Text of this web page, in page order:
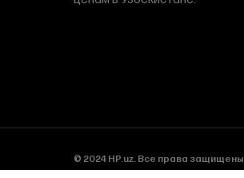
© 2024 HP.uz. Все права защищены